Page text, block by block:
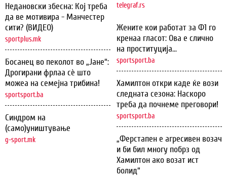
Недановски збесна: Кој треба
да ве мотивира - Манчестер
сити? (ВИДЕО)
sportplus.mk
Босанец во пеколот во „Јане“:
Дрогирани фрлаа сѐ што
можеа на семејна трибина!
sportsport.ba
Синдром на
(само)уништување
g-sport.mk
telegraf.rs
Жените кои работат за Ф1 го
кренаа гласот: Ова е слично
на проституција...
sportsport.ba
Хамилтон откри каде ќе вози
следната сезона: Наскоро
треба да почнеме преговори!
sportsport.ba
„Ферстапен е агресивен возач
и би бил многу побрз од
Хамилтон ако возат ист
болид“